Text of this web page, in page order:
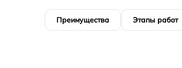
Преимущества Этапы работ